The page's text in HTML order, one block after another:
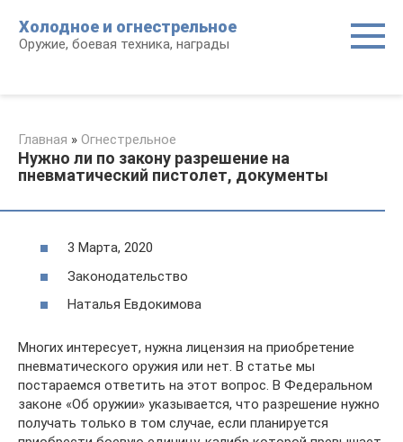
контенту
Холодное и огнестрельное
Оружие, боевая техника, награды
Главная » Огнестрельное
Нужно ли по закону разрешение на
пневматический пистолет, документы
3 Марта, 2020
Законодательство
Наталья Евдокимова
Многих интересует, нужна лицензия на приобретение
пневматического оружия или нет. В статье мы
постараемся ответить на этот вопрос. В Федеральном
законе «Об оружии» указывается, что разрешение нужно
получать только в том случае, если планируется